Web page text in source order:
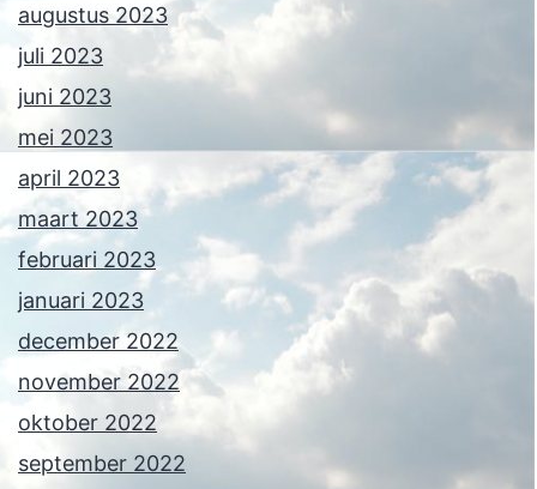
augustus 2023
juli 2023
juni 2023
mei 2023
april 2023
maart 2023
februari 2023
januari 2023
december 2022
november 2022
oktober 2022
september 2022